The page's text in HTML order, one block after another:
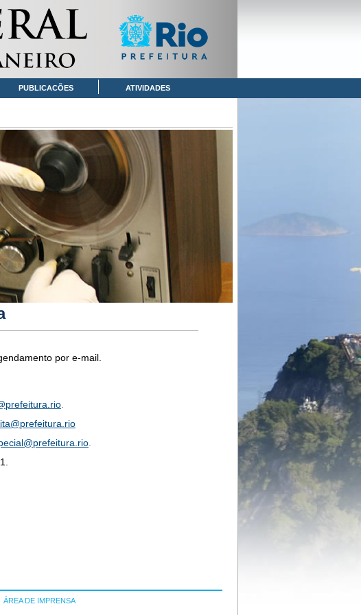
PUBLICACÕES ATIVIDADES
por e-mail.
prefeitura.rio
prefeitura.rio
ÁREA DE IMPRENSA